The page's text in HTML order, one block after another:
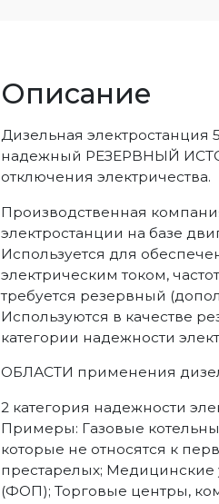
Описание
Дизельная
надежный РЕЗЕРВНЫЙ
отключения электричества.
Производственная
электростанции на базе
Используется для
электрическим током,
требуется резервный
Используются в качестве
категории надежности
ОБЛАСТИ применения
2 категория надежности
Примеры: Газовые
которые не относятся к
престарелых;
(ФОП); Торговые центры,